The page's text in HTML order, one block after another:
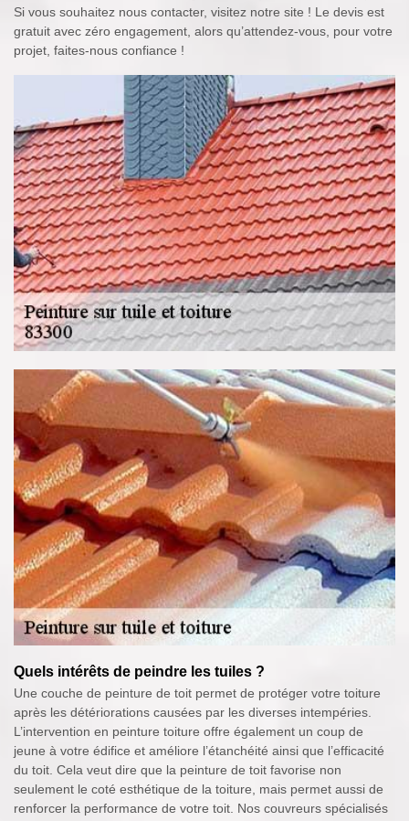
Si vous souhaitez nous contacter, visitez notre site ! Le devis est
gratuit avec zéro engagement, alors qu’attendez-vous, pour votre
projet, faites-nous confiance !
Quels intérêts de peindre les tuiles ?
Une couche de peinture de toit permet de protéger votre toiture
après les détériorations causées par les diverses intempéries.
L’intervention en peinture toiture offre également un coup de
jeune à votre édifice et améliore l’étanchéité ainsi que l’efficacité
du toit. Cela veut dire que la peinture de toit favorise non
seulement le coté esthétique de la toiture, mais permet aussi de
renforcer la performance de votre toit. Nos couvreurs spécialisés